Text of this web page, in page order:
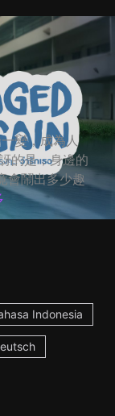
變，成為人
的是，身邊的
會鬧出多少趣
Indonesia